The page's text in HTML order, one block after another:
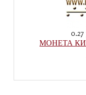
МОНЕТА